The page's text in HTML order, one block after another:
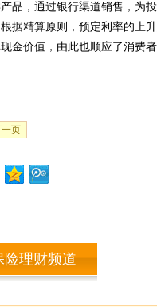
，通过银行渠道销售，为
据精算原则，预定利率的上
金价值，由此也顺应了消费
页
险理财频道